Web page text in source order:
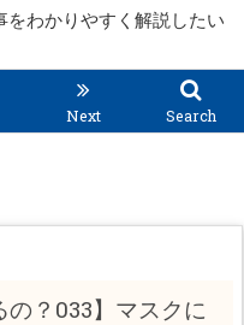
わかりやすく解説したい
Next Search
？033】マスクに